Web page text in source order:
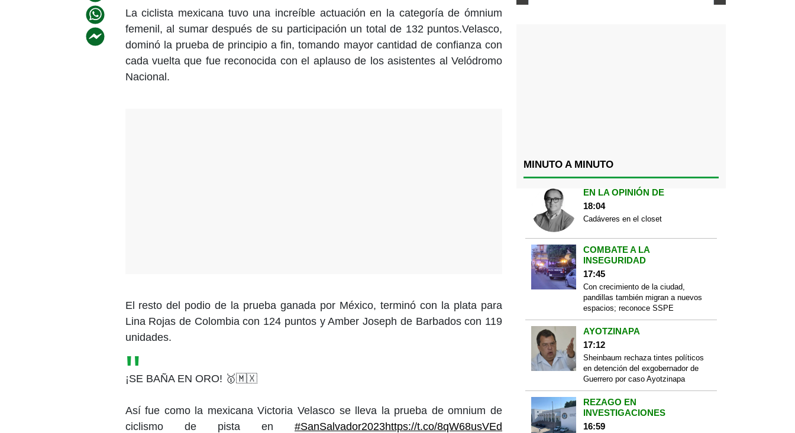
La ciclista mexicana tuvo una increíble actuación en la categoría de ómnium
femenil, al sumar después de su participación un total de 132 puntos.Velasco,
dominó la prueba de principio a fin, tomando mayor cantidad de confianza con
cada vuelta que fue reconocida con el aplauso de los asistentes al Velódromo
Nacional.
El resto del podio de la prueba ganada por México, terminó con la plata para
Lina Rojas de Colombia con 124 puntos y Amber Joseph de Barbados con 119
unidades.
¡SE BAÑA EN ORO! 🥇🇲🇽
Así fue como la mexicana Victoria Velasco se lleva la prueba de omnium de
ciclismo de pista en #SanSalvador2023https://t.co/8qW68usVEd
MINUTO A MINUTO
EN LA OPINIÓN DE
18:04
Cadáveres en el closet
COMBATE A LA
INSEGURIDAD
17:45
Con crecimiento de la ciudad,
pandillas también migran a nuevos
espacios; reconoce SSPE
AYOTZINAPA
17:12
Sheinbaum rechaza tintes políticos
en detención del exgobernador de
Guerrero por caso Ayotzinapa
REZAGO EN
INVESTIGACIONES
16:59